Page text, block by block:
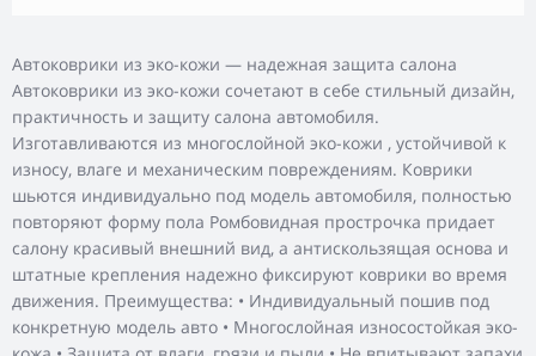
Автоковрики из эко-кожи — надежная защита салона
Автоковрики из эко-кожи сочетают в себе стильный дизайн,
практичность и защиту салона автомобиля.
Изготавливаются из многослойной эко-кожи , устойчивой к
износу, влаге и механическим повреждениям. Коврики
шьются индивидуально под модель автомобиля, полностью
повторяют форму пола Ромбовидная прострочка придает
салону красивый внешний вид, а антискользящая основа и
штатные крепления надежно фиксируют коврики во время
движения. Преимущества: • Индивидуальный пошив под
конкретную модель авто • Многослойная износостойкая эко-